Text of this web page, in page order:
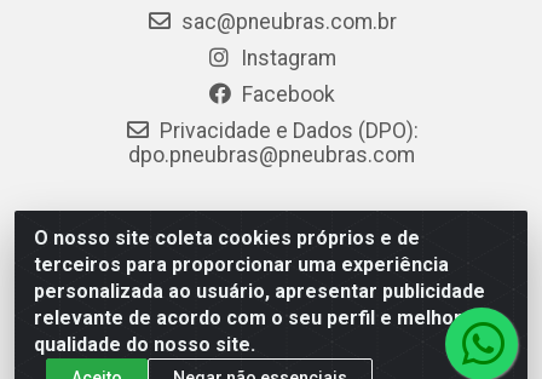
O nosso site coleta cookies próprios e de
terceiros para proporcionar uma experiência
personalizada ao usuário, apresentar publicidade
relevante de acordo com o seu perfil e melhorar a
qualidade do nosso site.
sac@pneubras.com.br
Instagram
Facebook
Privacidade e Dados (DPO):
dpo.pneubras@pneubras.com
PneuBras - Rodovia BR-101, KM 82 - Prazeres, Jaboatão dos
Guararapes/PE - CEP 54.335-000 - CNPJ 08.678.386/0001-05
- Pneubras Comércio de Pneus Ltda